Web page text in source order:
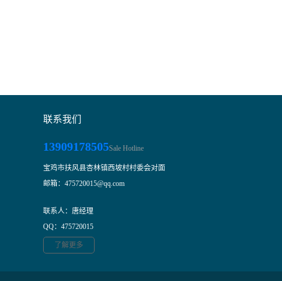
联系我们
13909178505Sale Hotline
宝鸡市扶风县杏林镇西坡村村委会对面
邮箱：475720015@qq.com
联系人：唐经理
QQ：475720015
了解更多